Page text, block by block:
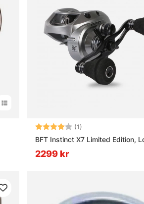
Betyg: (1)
BFT Instinct X7 Limited Edition,
2299 kr